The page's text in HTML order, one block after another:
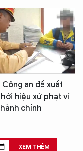
Công an đề xuất
hiệu xử phạt vi
chính
XEM THÊM